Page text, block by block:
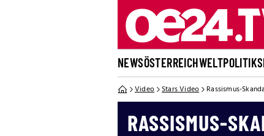
NEWSÖSTERREICHWELTPOLITIK
Video Stars Video Rassismus-
RASSISMUS-